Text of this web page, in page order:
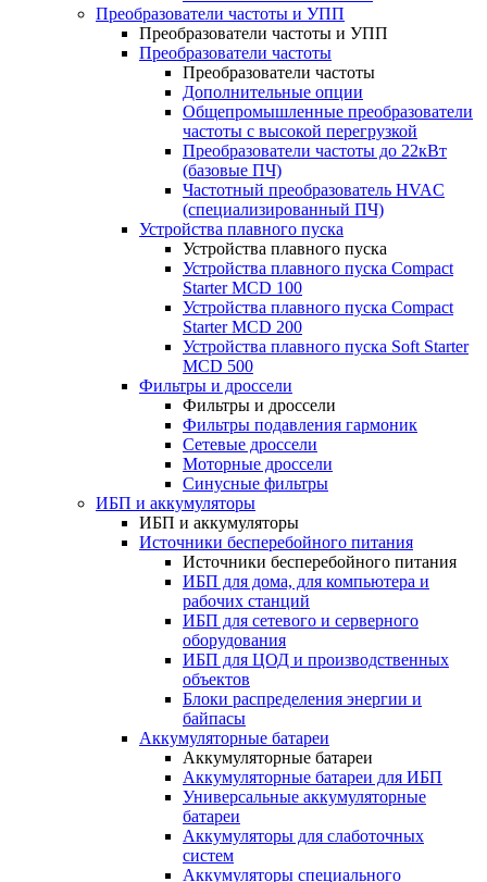
Преобразователи частоты и УПП
Преобразователи частоты и УПП
Преобразователи частоты
Преобразователи частоты
Дополнительные опции
Общепромышленные преобразователи
частоты с высокой перегрузкой
Преобразователи частоты до 22кВт
(базовые ПЧ)
Частотный преобразователь HVAC
(специализированный ПЧ)
Устройства плавного пуска
Устройства плавного пуска
Устройства плавного пуска Compact
Starter MCD 100
Устройства плавного пуска Compact
Starter MCD 200
Устройства плавного пуска Soft Starter
MCD 500
Фильтры и дроссели
Фильтры и дроссели
Фильтры подавления гармоник
Сетевые дроссели
Моторные дроссели
Синусные фильтры
ИБП и аккумуляторы
ИБП и аккумуляторы
Источники бесперебойного питания
Источники бесперебойного питания
ИБП для дома, для компьютера и
рабочих станций
ИБП для сетевого и серверного
оборудования
ИБП для ЦОД и производственных
объектов
Блоки распределения энергии и
байпасы
Аккумуляторные батареи
Аккумуляторные батареи
Аккумуляторные батареи для ИБП
Универсальные аккумуляторные
батареи
Аккумуляторы для слаботочных
систем
Аккумуляторы специального